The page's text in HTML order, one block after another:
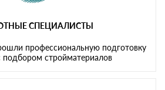
СПЕЦИАЛИСТЫ
профессиональную подготовку
подбором стройматериалов